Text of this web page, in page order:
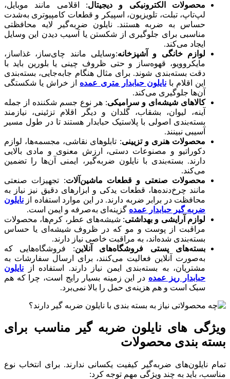
محصولات الکترونیکی و دیجیتال: اقلامی مانند موبایل،
لپ‌تاپ، تبلت، تلویزیون، اسپیکر و قطعات کامپیوتری به‌شدت
حساس به ضربه هستند. نایلون ضربه‌گیر لایه محافظتی
مناسبی برای جلوگیری از شکستن یا آسیب دیدن این وسایل
ایجاد می‌کند.
لوازم خانگی و آشپزخانه:وسایلی مانند چای‌ساز، غذاساز،
مایکروویو، قهوه‌ساز و حتی ظروف چینی یا بلورین باید با
دقت بسته‌بندی شوند. برای مثال هنگام جابه‌جایی، بسته‌بندی
این اقلام بانایلون حبابدار متری عمده از خراش یا شکستگی
آن‌ها جلوگیری می‌کند.
کالاهای شیشه‌ای و سرامیکی: هر نوع جسم شکننده از جمله
آینه، لیوان، بشقاب، گلدان و دیگر اقلام تزئینی، نیازمند
بسته‌بندی اصولی با پلاستیک حبابدار هستند تا در طول مسیر
آسیبی نبینند.
محصولات هنری و تزیینی: تابلوهای نقاشی، مجسمه‌ها، لوازم
دکوراتیو و مصنوعات دستی، ارزش معنوی و مادی بالایی
دارند. بسته‌بندی با نایلون ضربه‌گیر، ایمنی آن‌ها را تضمین
می‌کند.
محصولات صنعتی و قطعات ماشین‌آلات: تجهیزات صنعتی
مانند چرخ‌دنده‌ها، قطعات یدکی و ابزارهای دقیق نیز نیاز به
محافظت در برابر ضربه دارند. در این موارد استفاده از نایلون
ضربه گیر حبابدار عمده گزینه‌ای به‌صرفه و ایمن است.
لوازم آرایشی و بهداشتی: شیشه‌های عطر، کرم‌ها، محصولات
مراقبت از پوست و مو که در ظروف شیشه‌ای یا حساس
بسته‌بندی شده‌اند، به مراقبت خاصی نیاز دارند.
بسته‌های پستی فروشگاه‌های آنلاین: فروشگاه‌هایی که
به‌صورت آنلاین فعالیت می‌کنند، برای ارسال سفارشات به
مشتریان، به بسته‌بندی ایمن نیاز دارند. استفاده از نایلون
حبابدار ریز عمده در این زمینه بسیار رایج است، چرا که هم
سبک است و هم هزینه‌ی حمل را بالا نمی‌برد.
ویژگی های نایلون ضربه گیر مناسب برای
بسته بندی محصولات
تمام نایلون‌های ضربه‌گیر کیفیت یکسانی ندارند. برای انتخاب نوع
مناسب، باید به چند ویژگی مهم توجه کرد: